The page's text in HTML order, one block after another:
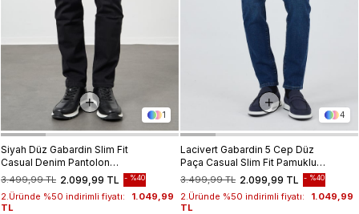
1
Siyah Düz Gabardin Slim Fit
Casual Denim Pantolon
1023245153
2.099,99 TL
3.499,99 TL %40
2.Üründe %50 indirimli fiyatı:
1.049,99
TL
4
Lacivert Gabardin 5 Cep Düz
Paça Casual Slim Fit Pamuklu
Denim Pantolon 1023250150
2.099,99 TL
3.499,99 TL %40
2.Üründe %50 indirimli fiyatı:
1.049,99
TL